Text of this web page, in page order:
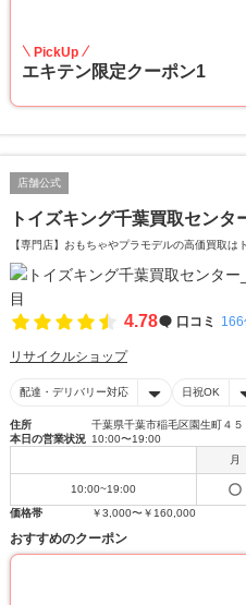
PickUp
エキテン限定クーポン1
店舗公式
トイズキング千葉買取センタ
【専門店】おもちゃやプラモデルの高価買取は
4.78 口コミ
リサイクルショップ
配達・デリバリー対応 日祝OK
住所
千葉県千葉市稲毛区園生町４５
本日の営業状況 10:00〜19:00
月
10:00~19:00
価格帯
￥3,000〜￥160,000
おすすめのクーポン